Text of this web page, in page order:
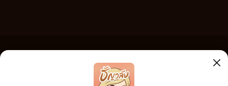
เว็บไซต์แห่งนี้ไม่ได้เห็นด้วยและไม่ขอรับผิดชอบต่อข้อความใดๆ ทั้งสิ้น ดังนั้นผู้อ่านทุกท่านโปรดใช้
วิจารณญาณในการกลั่นกรองด้วยตนเอง และหากท่านพบข้อความใดๆ ที่ขัดต่อกฎหมายและศีลธรรม